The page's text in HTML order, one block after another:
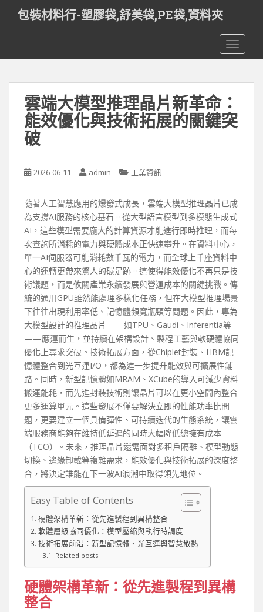
t
包裝材料行-塑膠袋,舒美袋,PE袋,資料夾
雲端大模型推理晶片新革命：
能效優化與技術拓展的關鍵突
破
2026-06-11 admin 工業資訊
隨著人工智慧應用的爆發式成長，雲端大模型推理晶片已成
為支撐AI服務的核心基石。從大型語言模型到多模態生成式
AI，這些模型需要龐大的計算資源才能進行即時推理，而每
次查詢所消耗的電力與硬體成本正快速攀升。在資料中心，
單一AI伺服器可能消耗數千瓦的電力，而全球上千座資料中
心的運轉更帶來驚人的碳足跡。這使得能效優化不再只是技
術議題，而是攸關產業永續發展與營運成本的關鍵挑戰。傳
統的通用GPU雖然能處理多樣化任務，但在大模型推理場景
下往往出現利用率低、記憶體頻寬瓶頸等問題。因此，專為
大模型設計的推理晶片——如TPU、Gaudi、Inferentia等
——應運而生，並持續在架構設計、製程工藝與軟硬體協同
優化上尋求突破。技術拓展方面，從Chiplet封裝、HBM記
憶體整合到光互連I/O，都為進一步提升能效與可擴展性鋪
路。同時，新型記憶體如MRAM、XCube的導入可減少資料
搬運能耗，而先進封裝技術則讓晶片可以在更小空間內整合
更多運算單元。這些發展不僅要解決立即的性能功率比問
題，更要建立一個具備彈性、可持續迭代的生態系統，讓雲
端服務商能夠在維持低延遲的同時大幅降低總擁有成本
（TCO）。未來，推理晶片還需面對多租戶隔離、模型動態
切換、邊緣卸載等複雜需求，能效優化與技術拓展的深度整
合，將決定誰能在下一波AI浪潮中取得領先地位。
Easy Table of Contents
硬體架構革新：從先進製程到異構整合
軟體層級協同優化：模型壓縮與執行時調度
技術拓展前沿：新型記憶體、光互連與智慧散熱
Related posts:
硬體架構革新：從先進製程到異構
整合